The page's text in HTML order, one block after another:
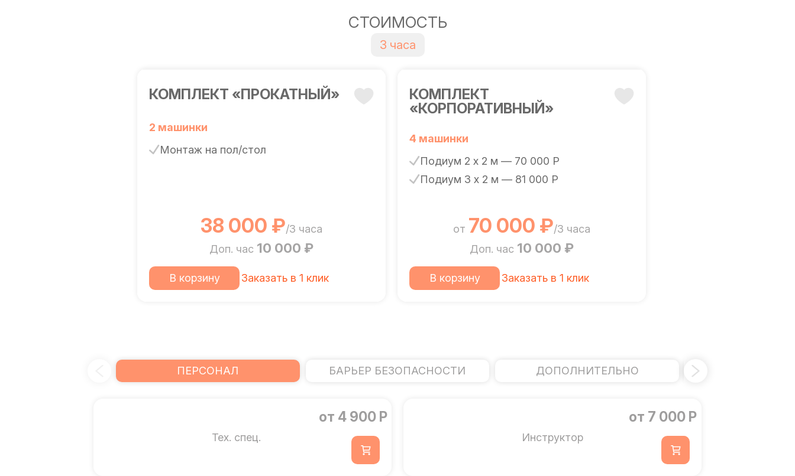
СТОИМОСТЬ
3 часа
КОМПЛЕКТ «ПРОКАТНЫЙ»
2 машинки
Монтаж на пол/стол
38 000 ₽/3 часа
Доп. час 10 000 ₽
В корзину Заказать в 1 клик
КОМПЛЕКТ
«КОРПОРАТИВНЫЙ»
4 машинки
Подиум 2 х 2 м — 70 000 Р
Подиум 3 х 2 м — 81 000 Р
от 70 000 ₽/3 часа
Доп. час 10 000 ₽
В корзину Заказать в 1 клик
ПЕРСОНАЛ БАРЬЕР БЕЗОПАСНОСТИ ДОПОЛНИТЕЛЬНО
Тех. спец.
от 4 900 Р
Инструктор
от 7 000 Р